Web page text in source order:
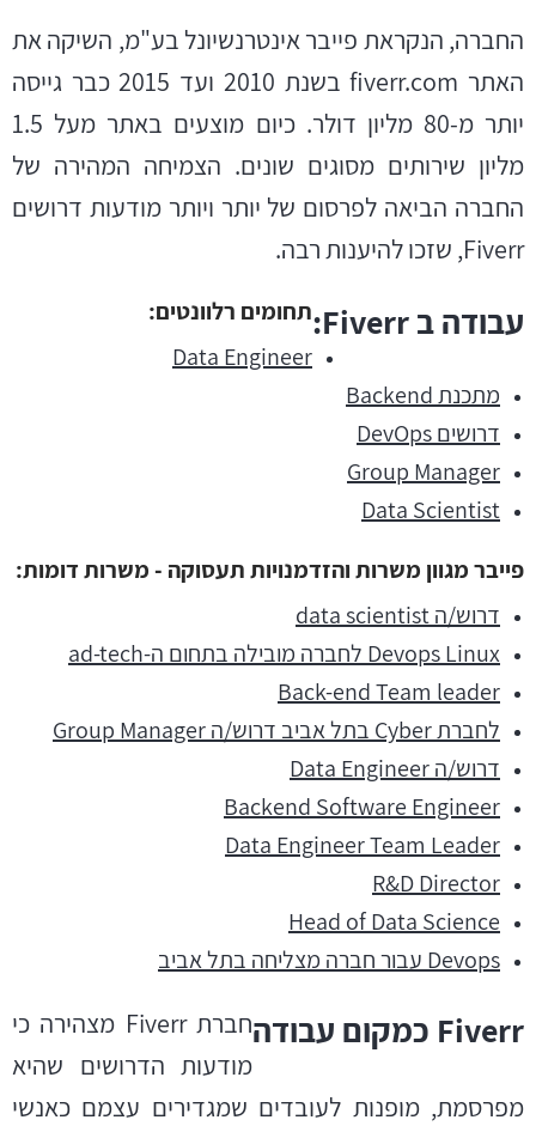
החברה, הנקראת פייבר אינטרנשיונל בע"מ, השיקה את
האתר fiverr.com
בשנת 2010 ועד 2015 כבר גייסה
יותר מ-80 מליון דולר. כיום מוצעים באתר מעל 1.5
מליון שירותים מסוגים שונים. הצמיחה המהירה של
החברה הביאה לפרסום של יותר ויותר מודעות דרושים
Fiverr, שזכו להיענות רבה.
עבודה ב Fiverr:
תחומים רלוונטים:
Data Engineer
מתכנת Backend
דרושים DevOps
Group Manager
Data Scientist
פייבר מגוון משרות והזדמנויות תעסוקה - משרות דומות:
דרוש/ה data scientist
Devops Linux לחברה מובילה בתחום ה-ad-tech
Back-end Team leader
לחברת Cyber בתל אביב דרוש/ה Group Manager
דרוש/ה Data Engineer
Backend Software Engineer
Data Engineer Team Leader
R&D Director
Head of Data Science
Devops עבור חברה מצליחה בתל אביב
Fiverr כמקום עבודה חברתFiverr מצהירה כי
מודעות הדרושים שהיא
מפרסמת, מופנות לעובדים שמגדירים עצמם כאנשי